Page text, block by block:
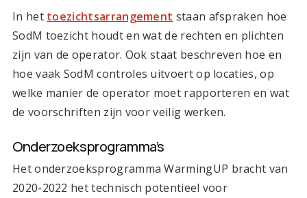
In het toezichtsarrangement staan afspraken hoe
SodM toezicht houdt en wat de rechten en plichten
zijn van de operator. Ook staat beschreven hoe en
hoe vaak SodM controles uitvoert op locaties, op
welke manier de operator moet rapporteren en wat
de voorschriften zijn voor veilig werken.
Onderzoeksprogramma’s
Het onderzoeksprogramma WarmingUP bracht van
2020-2022 het technisch potentieel voor